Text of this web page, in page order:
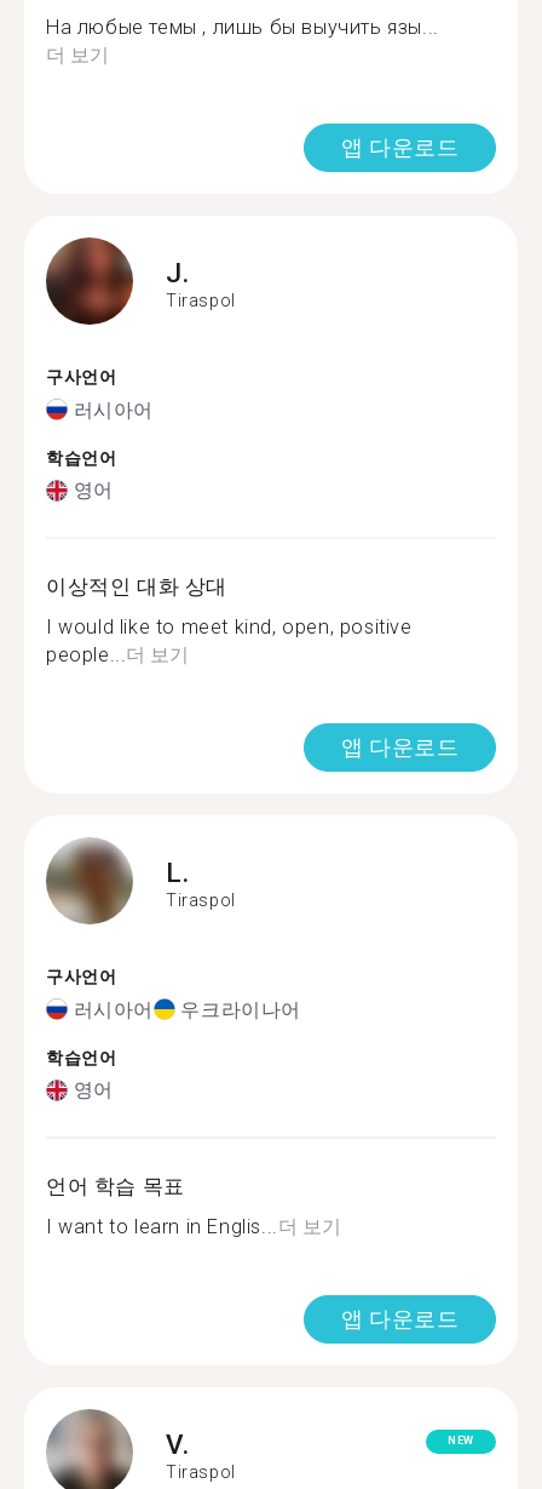
На любые темы , лишь бы выучить язы...
더 보기
앱 다운로드
J.
Tiraspol
구사언어
러시아어
학습언어
영어
이상적인 대화 상대
I would like to meet kind, open, positive
people...더 보기
앱 다운로드
L.
Tiraspol
구사언어
러시아어 우크라이나어
학습언어
영어
언어 학습 목표
I want to learn in Englis...더 보기
앱 다운로드
V.
Tiraspol
NEW